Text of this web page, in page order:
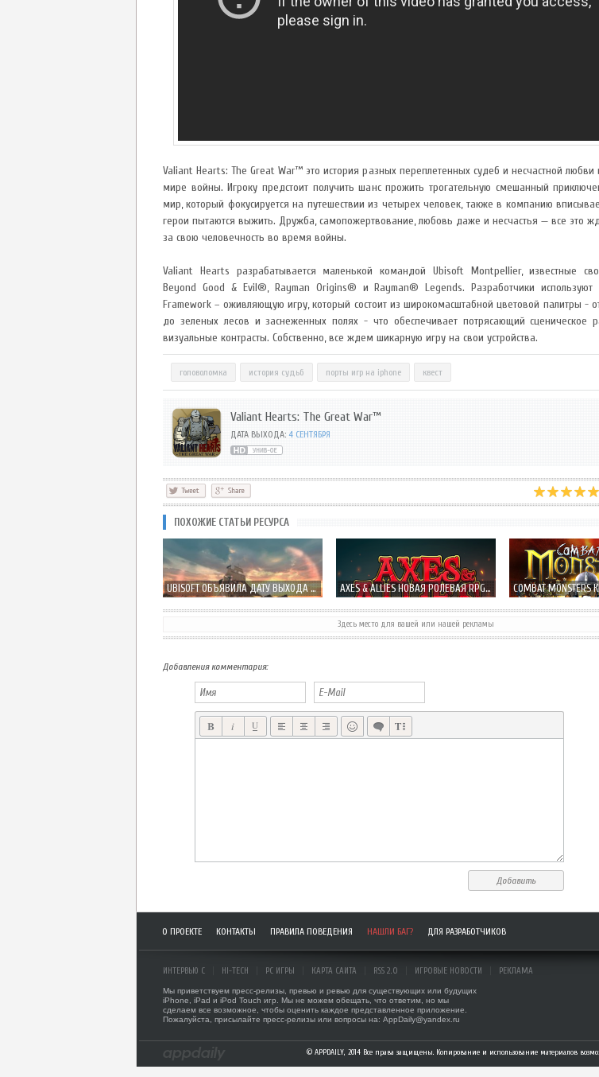
Valiant Hearts: The Great War™ это история разных переплетенных судеб и несчастной
мире войны. Игроку предстоит получить шанс прожить трогательную смешанный
мир, который фокусируется на путешествии из четырех человек, также в компанию
герои пытаются выжить. Дружба, самопожертвование, любовь даже и несчастья — все это
за свою человечность во время войны.
Valiant Hearts разрабатывается маленькой командой Ubisoft Montpellier, известные
Beyond Good & Evil®, Rayman Origins® и Rayman® Legends. Разработчики
Framework – оживляющую игру, который состоит из широкомасштабной цветовой палитры -
до зеленых лесов и заснеженных полях - что обеспечивает потрясающий сценическое
визуальные контрасты. Собственно, все ждем шикарную игру на свои устройства.
головоломка история судьб порты игр на iphone квест
Valiant Hearts: The Great War™
ДАТА ВЫХОДА: 4 СЕНТЯБРЯ
ПОХОЖИЕ СТАТЬИ РЕСУРСА
UBISOFT ОБЪЯВИЛА ДАТУ ВЫХОДА ASSASSIN'S CREED: PIRATES НА IOS AXES & ALLIES НОВАЯ РОЛЕВАЯ RPG-СТРАТЕГИЯ УЖЕ ПОД ХЭЛЛОУИН
Здесь место для вашей или нашей рекламы
Добавления комментария:
Добавить
О ПРОЕКТЕ КОНТАКТЫ ПРАВИЛА ПОВЕДЕНИЯ НАШЛИ БАГ? ДЛЯ РАЗРАБОТЧИКОВ
ИНТЕРВЬЮ С HI-TECH PC ИГРЫ КАРТА САЙТА RSS 2.0 ИГРОВЫЕ НОВОСТИ РЕКЛАМА
Мы приветствуем пресс-релизы, превью и ревью для существующих или будущих
iPhone, iPad и iPod Touch игр. Мы не можем обещать, что ответим, но мы
сделаем все возможное, чтобы оценить каждое представленное приложение.
Пожалуйста, присылайте пресс-релизы или вопросы на: AppDaily@yandex.ru
© APPDAILY, 2014 Все права защищены. Копирование и использование материалов